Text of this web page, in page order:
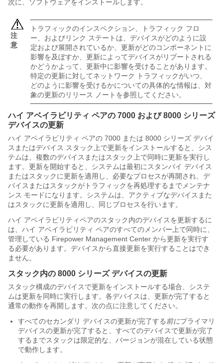
次に、ソフトウェアをインストールします。
注
意
トラフィックのインスペクション、トラフィック フロ
ー、およびリンク ステートは、デバイスがどのように設
定および展開されているか、更新がどのコンポーネントに
影響を及ぼすか、更新によってデバイスがリブートされる
かどうかよって、更新中に影響を受けることがあります。
特定の更新に対してネットワーク トラフィックがいつ、
どのように影響を受けるかについての具体的な情報は、対
象の更新のリリース ノートを参照してください。
ハイ アベイラビリティ ペアの 7000 および 8000 シリーズ
デバイスの更新
ハイ アベイラビリティ ペアの 7000 または 8000 シリーズ デバイ
スまたはデバイス スタック上で更新をインストールすると、シス
テムは、複数のデバイスまたはスタック上で同時に更新を実行し
ます。更新を開始すると、システムは最初に スタンバイ デバイス
またはスタックに更新を適用し、必要なプロセスが再開され、デ
バイスまたはスタックがトラフィックを再処理するまでメンテナ
ンス モードになります。システムは、アクティブなデバイスまた
はスタックに更新を適用し、同じプロセスを行います。
ハイ アベイラビリティペアのスタック内のデバイスを更新するに
は、ハイ アベイラビリティ ペアのすべてのメンバー上で同時に、
管理している Firepower Management Center から更新を実行す
る必要があります。デバイスから直接更新を実行することはでき
ません。
スタック内の 8000 シリーズデバイスの更新
スタック構成のデバイスで更新をインストールする場合、システ
ムは更新を同時に実行します。各デバイスは、更新が完了すると
通常の動作を再開します。次の点に注意してください。
すべてのセカンダリ デバイスの更新が完了する 前にプライマリ
デバイスの更新が完了すると、すべてのデバイスで更新が完了
するまでスタックは限定的な、バージョンが混在している状態
で動作します。